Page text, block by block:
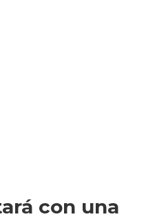
con una